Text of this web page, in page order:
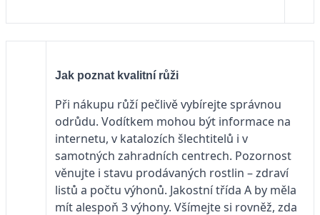
Jak poznat kvalitní růži
Při nákupu růží pečlivě vybírejte správnou
odrůdu. Vodítkem mohou být informace na
internetu, v katalozích šlechtitelů i v
samotných zahradních centrech. Pozornost
věnujte i stavu prodávaných rostlin – zdraví
listů a počtu výhonů. Jakostní třída A by měla
mít alespoň 3 výhony. Všímejte si rovněž, zda